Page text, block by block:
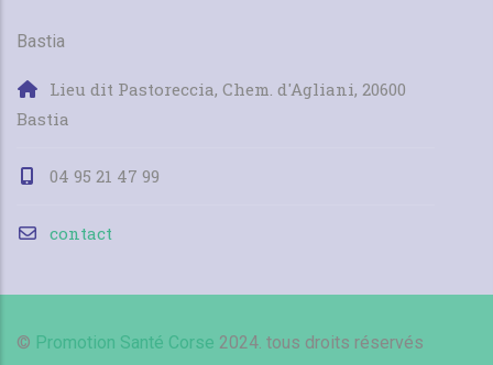
Bastia
Lieu dit Pastoreccia, Chem. d'Agliani, 20600
Bastia
04 95 21 47 99
contact
© Promotion Santé Corse 2024. tous droits réservés